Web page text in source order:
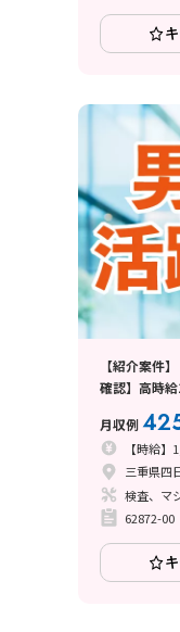
【紹介案件
確認】高時
男女活躍
月収例
【時給】
三重県四
検査、マ
62872-00